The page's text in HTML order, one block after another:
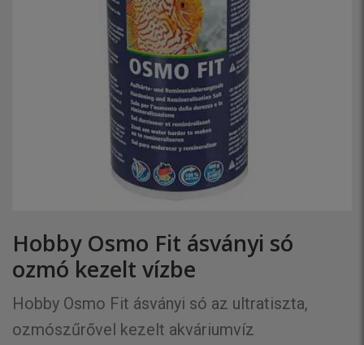
Hobby Osmo Fit ásványi só
ozmó kezelt vízbe
Hobby Osmo Fit ásványi só az ultratiszta,
ozmószűrővel kezelt akváriumvíz